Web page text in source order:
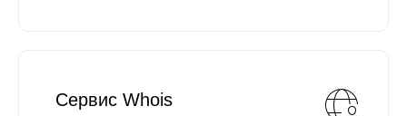
Сервис Whois